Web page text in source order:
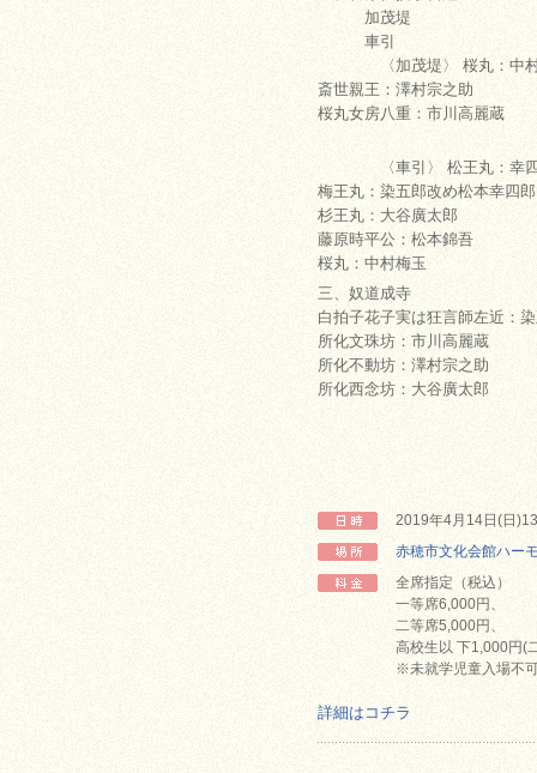
加茂堤
車引
〈加茂堤〉 桜丸：中村
斎世親王：澤村宗之助
桜丸女房八重：市川高麗蔵
〈車引〉 松王丸：幸四
梅王丸：染五郎改め松本幸四郎
杉王丸：大谷廣太郎
藤原時平公：松本錦吾
桜丸：中村梅玉
三、奴道成寺
白拍子花子実は狂言師左近：
所化文珠坊：市川高麗蔵
所化不動坊：澤村宗之助
所化西念坊：大谷廣太郎
2019年4月14日(日
赤穂市文化会館ハー
全席指定（税込）
一等席6,000円、
二等席5,000円、
高校生以 下1,000円(
※未就学児童入場不
詳細はコチラ